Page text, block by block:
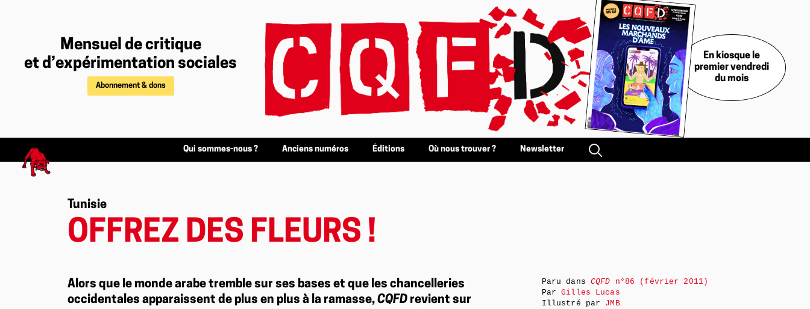
Mensuel de critique
et d’expérimentation sociales
Abonnement & dons
En kiosque le
premier vendredi
du mois
Qui sommes-nous ? Anciens numéros Éditions Où nous trouver ? Newsletter
Tunisie
OFFREZ DES FLEURS !
Alors que le monde arabe tremble sur ses bases et que les chancelleries
occidentales apparaissent de plus en plus à la ramasse, CQFD revient sur
Paru dans CQFD n°86 (février 2011)
ParGilles Lucas
Illustré par JMB